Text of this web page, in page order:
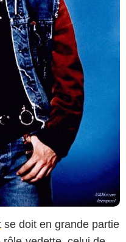
se doit en grande partie